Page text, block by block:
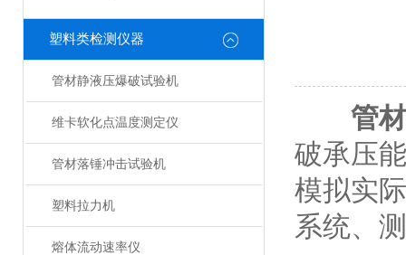
塑料类检测仪器
管材静液压爆破试验机
维卡软化点温度测定仪
管材落锤冲击试验机
塑料拉力机
熔体流动速率仪
管
破承压
模拟实
系统、